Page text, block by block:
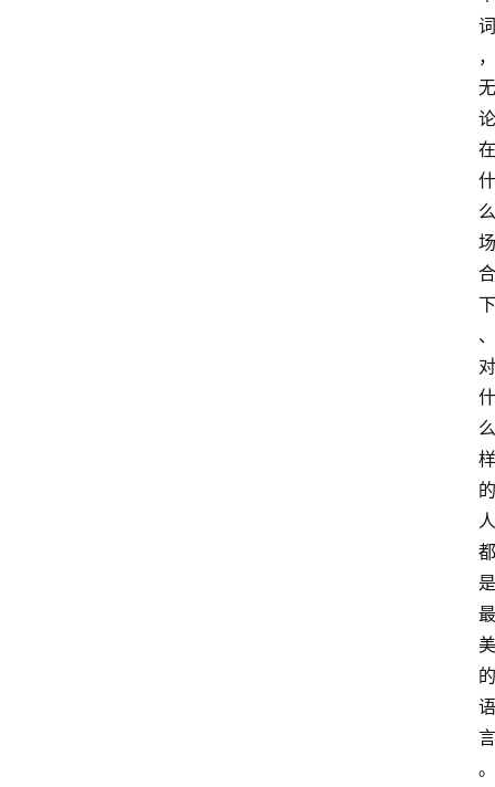
词
，
无
论
在
什
么
场
合
下
、
对
什
么
样
的
人
都
是
最
美
的
语
言
。